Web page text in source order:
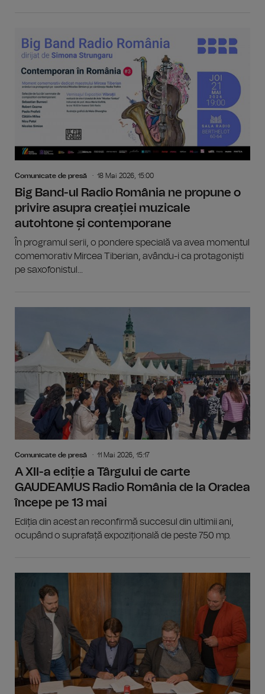
Comunicate de presă 18 Mai 2026, 15:00
Big Band-ul Radio România ne propune o
privire asupra creației muzicale
autohtone și contemporane
În programul serii, o pondere specială va avea momentul
comemorativ Mircea Tiberian, avându-i ca protagoniști
pe saxofonistul...
Comunicate de presă 11 Mai 2026, 15:17
A XII-a ediție a Târgului de carte
GAUDEAMUS Radio România de la Oradea
începe pe 13 mai
Ediția din acest an reconfirmă succesul din ultimii ani,
ocupând o suprafață expozițională de peste 750 mp.